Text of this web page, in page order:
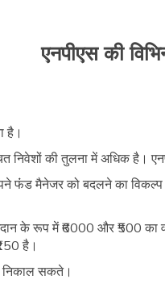
एनपीएस की
है।
निवेशों की तुलना में अधिक है।
फंंड मैनेजर को बदलने का
के रूप में ₹6000 और ₹500
है।
निकाल सकते।